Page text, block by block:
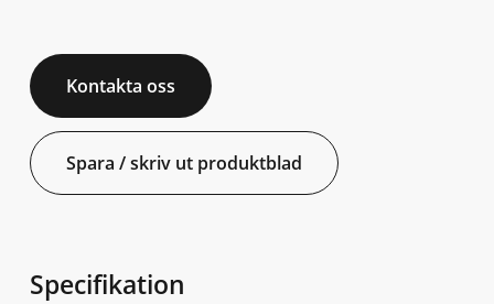
Kontakta oss
Spara / skriv ut produktblad
Specifikation